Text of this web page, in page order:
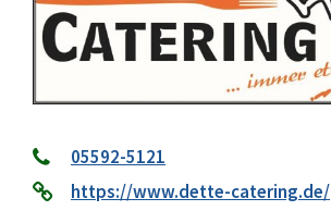
05592-5121
https://www.dette-catering.de/